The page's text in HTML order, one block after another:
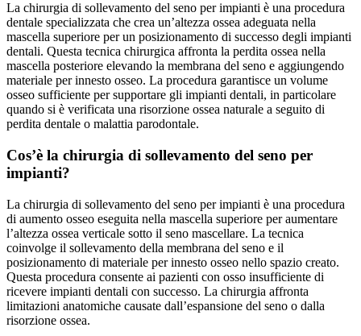
La chirurgia di sollevamento del seno per impianti è una procedura
dentale specializzata che crea un’altezza ossea adeguata nella
mascella superiore per un posizionamento di successo degli impianti
dentali. Questa tecnica chirurgica affronta la perdita ossea nella
mascella posteriore elevando la membrana del seno e aggiungendo
materiale per innesto osseo. La procedura garantisce un volume
osseo sufficiente per supportare gli impianti dentali, in particolare
quando si è verificata una risorzione ossea naturale a seguito di
perdita dentale o malattia parodontale.
Cos’è la chirurgia di sollevamento del seno per
impianti?
La chirurgia di sollevamento del seno per impianti è una procedura
di aumento osseo eseguita nella mascella superiore per aumentare
l’altezza ossea verticale sotto il seno mascellare. La tecnica
coinvolge il sollevamento della membrana del seno e il
posizionamento di materiale per innesto osseo nello spazio creato.
Questa procedura consente ai pazienti con osso insufficiente di
ricevere impianti dentali con successo. La chirurgia affronta
limitazioni anatomiche causate dall’espansione del seno o dalla
risorzione ossea.